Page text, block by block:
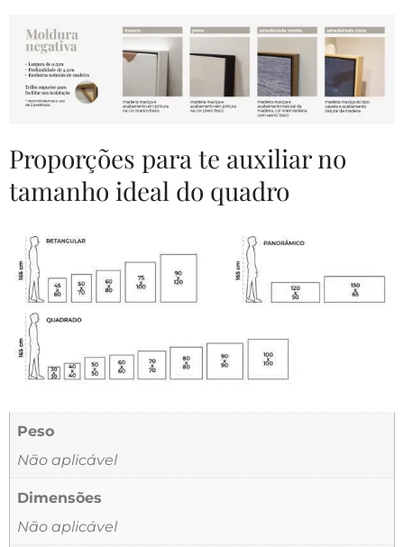
Proporções para te auxiliar no
tamanho ideal do quadro
Peso
Não aplicável
Dimensões
Não aplicável